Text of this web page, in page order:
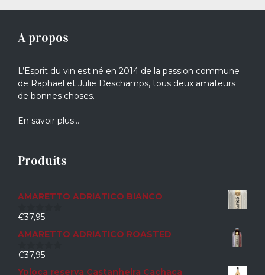
A propos
L’Esprit du vin est né en 2014 de la passion commune
de Raphaël et Julie Deschamps, tous deux amateurs
de bonnes choses.
En savoir plus…
Produits
AMARETTO ADRIATICO BIANCO
0
5
€37,95
AMARETTO ADRIATICO ROASTED
0
€37,95
Ypioca reserva Castanheira Cachaca